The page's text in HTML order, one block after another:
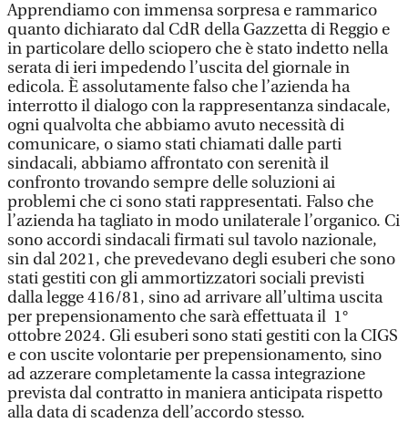
Apprendiamo con immensa sorpresa e rammarico
quanto dichiarato dal CdR della Gazzetta di Reggio e
in particolare dello sciopero che è stato indetto nella
serata di ieri impedendo l’uscita del giornale in
edicola. È assolutamente falso che l’azienda ha
interrotto il dialogo con la rappresentanza sindacale,
ogni qualvolta che abbiamo avuto necessità di
comunicare, o siamo stati chiamati dalle parti
sindacali, abbiamo affrontato con serenità il
confronto trovando sempre delle soluzioni ai
problemi che ci sono stati rappresentati. Falso che
l’azienda ha tagliato in modo unilaterale l’organico. Ci
sono accordi sindacali firmati sul tavolo nazionale,
sin dal 2021, che prevedevano degli esuberi che sono
stati gestiti con gli ammortizzatori sociali previsti
dalla legge 416/81, sino ad arrivare all’ultima uscita
per prepensionamento che sarà effettuata il 1°
ottobre 2024. Gli esuberi sono stati gestiti con la CIGS
e con uscite volontarie per prepensionamento, sino
ad azzerare completamente la cassa integrazione
prevista dal contratto in maniera anticipata rispetto
alla data di scadenza dell’accordo stesso.